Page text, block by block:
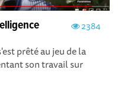
2384
prêté au jeu de la
son travail sur